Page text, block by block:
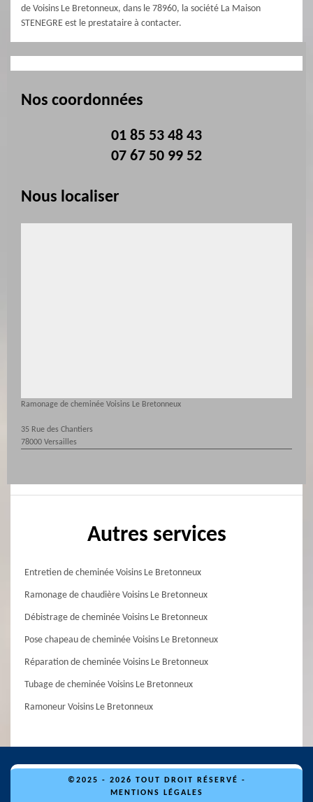
de Voisins Le Bretonneux, dans le 78960, la société La Maison
STENEGRE est le prestataire à contacter.
Nos coordonnées
01 85 53 48 43
07 67 50 99 52
Nous localiser
Ramonage de cheminée Voisins Le Bretonneux
35 Rue des Chantiers
78000 Versailles
Autres services
Entretien de cheminée Voisins Le Bretonneux
Ramonage de chaudière Voisins Le Bretonneux
Débistrage de cheminée Voisins Le Bretonneux
Pose chapeau de cheminée Voisins Le Bretonneux
Réparation de cheminée Voisins Le Bretonneux
Tubage de cheminée Voisins Le Bretonneux
Ramoneur Voisins Le Bretonneux
©2025 - 2026 TOUT DROIT RÉSERVÉ -
MENTIONS LÉGALES